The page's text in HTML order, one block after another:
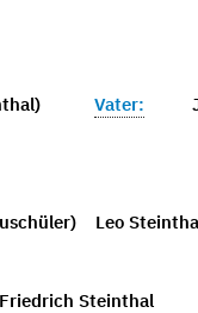
Vater:
Leo
Steinthal